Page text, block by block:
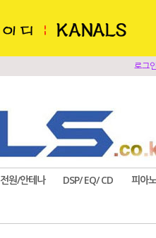
로그인
전원/안테나 DSP/ EQ/ CD 피아